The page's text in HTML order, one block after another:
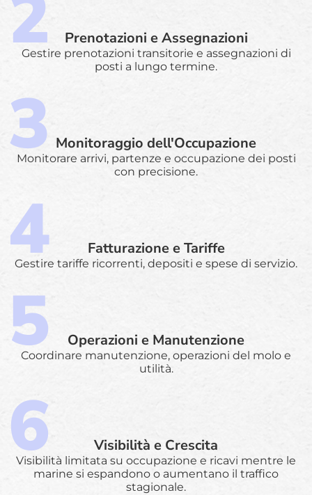
Prenotazioni e Assegnazioni
Gestire prenotazioni transitorie e assegnazioni di
posti a lungo termine.
Monitoraggio dell'Occupazione
Monitorare arrivi, partenze e occupazione dei posti
con precisione.
Fatturazione e Tariffe
Gestire tariffe ricorrenti, depositi e spese di servizio.
Operazioni e Manutenzione
Coordinare manutenzione, operazioni del molo e
utilità.
Visibilità e Crescita
Visibilità limitata su occupazione e ricavi mentre le
marine si espandono o aumentano il traffico
stagionale.